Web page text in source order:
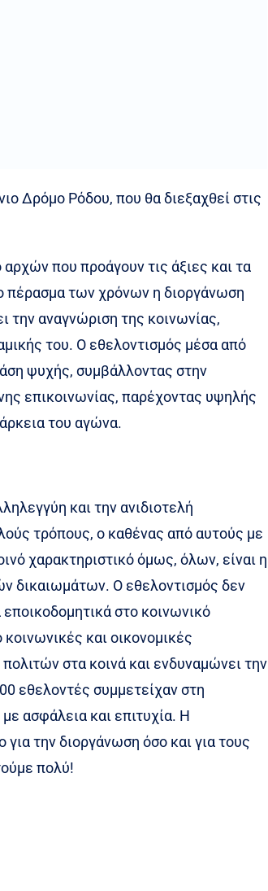
Δρόμο Ρόδου, που θα διεξαχθεί στις
που προάγουν τις άξιες και τα
πέρασμα των χρόνων η διοργάνωση
την αναγνώριση της κοινωνίας,
του. Ο εθελοντισμός μέσα από
ψυχής, συμβάλλοντας στην
επικοινωνίας, παρέχοντας υψηλής
του αγώνα.
και την ανιδιοτελή
τρόπους, ο καθένας από αυτούς με
χαρακτηριστικό όμως, όλων, είναι η
δικαιωμάτων. Ο εθελοντισμός δεν
στο κοινωνικό
και οικονομικές
στα κοινά και ενδυναμώνει την
εθελοντές συμμετείχαν στη
ασφάλεια και επιτυχία. Η
την διοργάνωση όσο και για τους
πολύ!